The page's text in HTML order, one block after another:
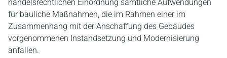
handelsrechtlichen Einordnung sämtliche Aufwendungen
für bauliche Maßnahmen, die im Rahmen einer im
Zusammenhang mit der Anschaffung des Gebäudes
vorgenommenen Instandsetzung und Modernisierung
anfallen.